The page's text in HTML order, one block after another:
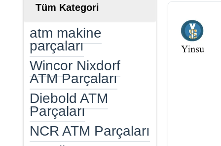
Tüm Kategori
atm makine
parçaları
Wincor Nixdorf
ATM Parçaları
Diebold ATM
Parçaları
NCR ATM Parçaları